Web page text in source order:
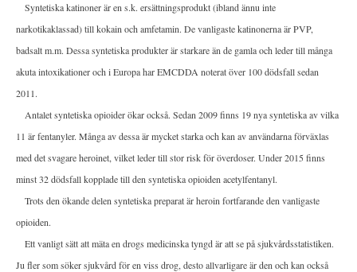
Syntetiska katinoner är en s.k. ersättningsprodukt (ibland ännu inte
narkotikaklassad) till kokain och amfetamin. De vanligaste katinonerna är PVP,
badsalt m.m. Dessa syntetiska produkter är starkare än de gamla och leder till många
akuta intoxikationer och i Europa har EMCDDA noterat över 100 dödsfall sedan
2011.
Antalet syntetiska opioider ökar också. Sedan 2009 finns 19 nya syntetiska av vilka
11 är fentanyler. Många av dessa är mycket starka och kan av användarna förväxlas
med det svagare heroinet, vilket leder till stor risk för överdoser. Under 2015 finns
minst 32 dödsfall kopplade till den syntetiska opioiden acetylfentanyl.
Trots den ökande delen syntetiska preparat är heroin fortfarande den vanligaste
opioiden.
Ett vanligt sätt att mäta en drogs medicinska tyngd är att se på sjukvårdsstatistiken.
Ju fler som söker sjukvård för en viss drog, desto allvarligare är den och kan också